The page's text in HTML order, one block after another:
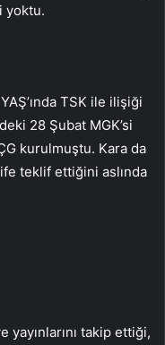
yoktu.
TSK ile ilişiği
28 Şubat MGK’si
kurulmuştu. Kara da
teklif ettiğini aslında
yayınlarını takip ettiği,